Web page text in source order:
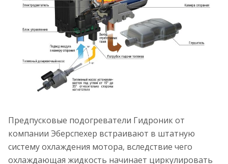
Предпусковые подогреватели Гидроник от
компании Эберспехер встраивают в штатную
систему охлаждения мотора, вследствие чего
охлаждающая жидкость начинает циркулировать